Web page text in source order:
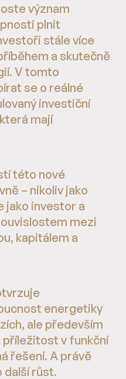
význam
plnit
stále více
a skutečně
V tomto
se o reálné
investiční
mají
této nové
– nikoliv jako
jako investor a
mezi
kapitálem a
energetiky
ale především
v funkční
řešení. A právě
růst.